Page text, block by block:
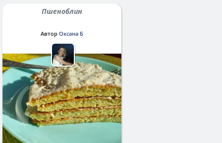
Пшеноблин
Автор Оксана Б